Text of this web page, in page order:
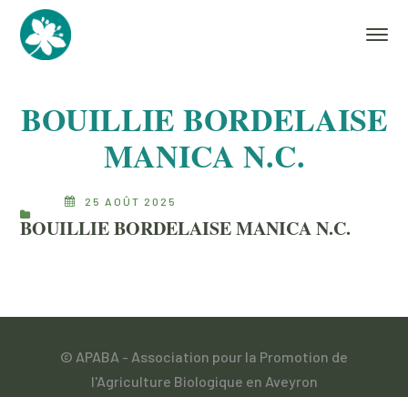
BOUILLIE BORDELAISE
MANICA N.C.
25 AOÛT 2025
BOUILLIE BORDELAISE MANICA N.C.
© APABA - Association pour la Promotion de
l'Agriculture Biologique en Aveyron